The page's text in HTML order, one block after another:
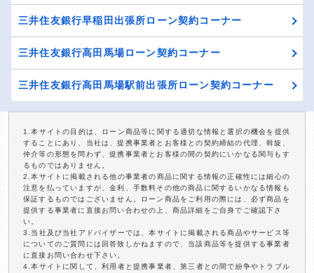
三井住友銀行早稲田出張所ローン契約コーナー
三井住友銀行高田馬場ローン契約コーナー
三井住友銀行高田馬場駅前出張所ローン契約コーナー
1.本サイトの目的は、ローン商品等に関する適切な情報と選択の機会を提供
することにあり、当社は、提携事業者とお客様との契約締結の代理、斡旋、
仲介等の形態を問わず、提携事業者とお客様の間の契約にいかなる関与もす
るものではありません。
2.本サイトに掲載される他の事業者の商品に関する情報の正確性には細心の
注意を払っていますが、金利、手数料その他の商品に関するいかなる情報も
保証するものではございません。ローン商品をご利用の際には、必ず商品を
提供する事業者に直接お問い合わせの上、商品詳細をご自身でご確認下さ
い。
3.当社及び当社アドバイザーでは、本サイトに掲載される商品やサービス等
についてのご質問には回答致しかねますので、当該商品等を提供する事業者
に直接お問い合わせ下さい。
4.本サイトに関して、利用者と提携事業者、第三者との間で紛争やトラブル